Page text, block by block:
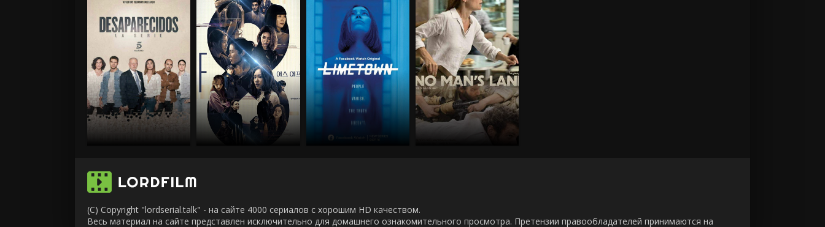
(C) Copyright "lordserial.talk" - на сайте 4000 сериалов с хорошим HD качеством.
Весь материал на сайте представлен исключительно для домашнего ознакомительного просмотра. Претензии правообладателей принимаются на